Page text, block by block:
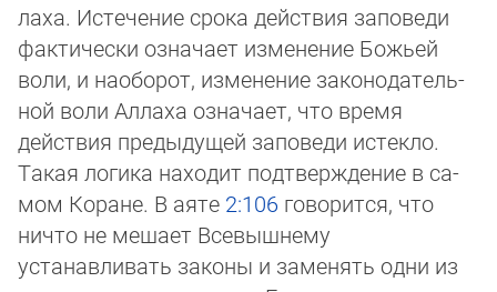
ла­ха. Истечение сро­ка действия заповеди
фактически означает изменение Божьей
воли, и наоборот, изменение законо­да­тель­
ной воли Аллаха означает, что время
действия предыдущей заповеди истекло.
Такая логика находит подтвержде­ние в са­
мом Ко­ра­не. В аяте 2:106 говорится, что
ничто не мешает Всевышнему
устанавливать законы и заменять одни из